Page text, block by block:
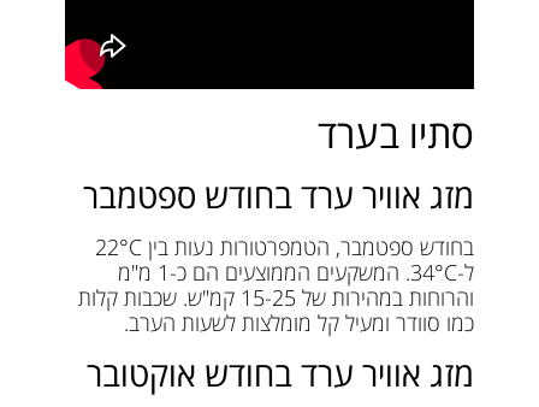
סתיו בערד
מזג אוויר ערד בחודש ספטמבר
בחודש ספטמבר, הטמפרטורות נעות בין 22°C
ל-34°C. המשקעים הממוצעים הם כ-1 מ"מ
והרוחות במהירות של 15-25 קמ"ש. שכבות קלות
כמו סוודר ומעיל קל מומלצות לשעות הערב.
מזג אוויר ערד בחודש אוקטובר